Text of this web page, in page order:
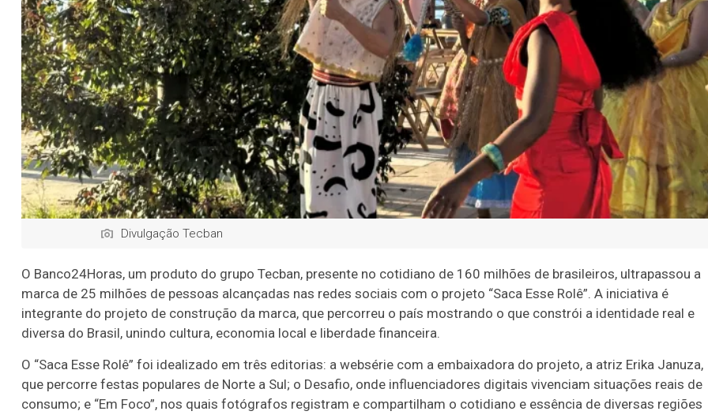
Divulgação Tecban
O Banco24Horas, um produto do grupo Tecban, presente no cotidiano de 160 milhões de brasileiros, ultrapassou a
marca de 25 milhões de pessoas alcançadas nas redes sociais com o projeto “Saca Esse Rolê”. A iniciativa é
integrante do projeto de construção da marca, que percorreu o país mostrando o que constrói a identidade real e
diversa do Brasil, unindo cultura, economia local e liberdade financeira.
O “Saca Esse Rolê” foi idealizado em três editorias: a websérie com a embaixadora do projeto, a atriz Erika Januza,
que percorre festas populares de Norte a Sul; o Desafio, onde influenciadores digitais vivenciam situações reais de
consumo; e “Em Foco”, nos quais fotógrafos registram e compartilham o cotidiano e essência de diversas regiões